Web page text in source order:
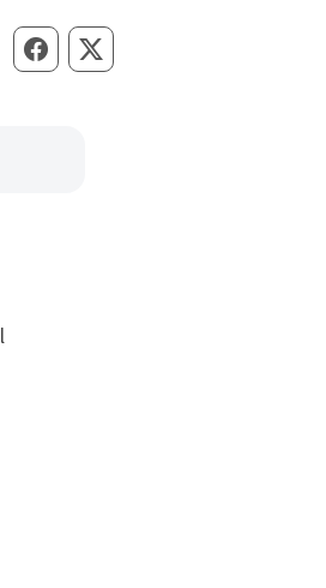
Compartir per Facebook
Compartir per X